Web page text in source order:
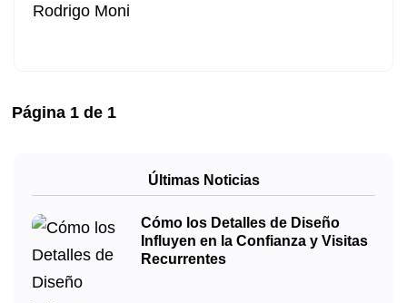
Rodrigo Moni
Página 1 de 1
Últimas Noticias
Cómo los Detalles de Diseño
Influyen en la Confianza y Visitas
Recurrentes